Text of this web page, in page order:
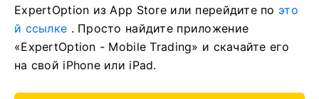
ExpertOption из App Store или перейдите по это
й ссылке . Просто найдите приложение
«ExpertOption - Mobile Trading» и скачайте его
на свой iPhone или iPad.